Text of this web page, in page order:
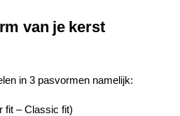
van je kerst
in 3 pasvormen namelijk:
fit – Classic fit)